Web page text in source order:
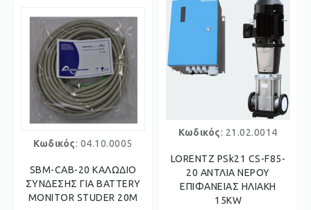
Κωδικός: 04.10.0005
SBM-CAB-20 ΚΑΛΩΔΙΟ
ΣΥΝΔΕΣΗΣ ΓΙΑ BATTERY
MONITOR STUDER 20M
Κωδικός: 21.02.0014
LORENTZ PSk21 CS-F85-
20 ΑΝΤΛΙΑ ΝΕΡΟΥ
ΕΠΙΦΑΝΕΙΑΣ ΗΛΙΑΚΗ
15KW